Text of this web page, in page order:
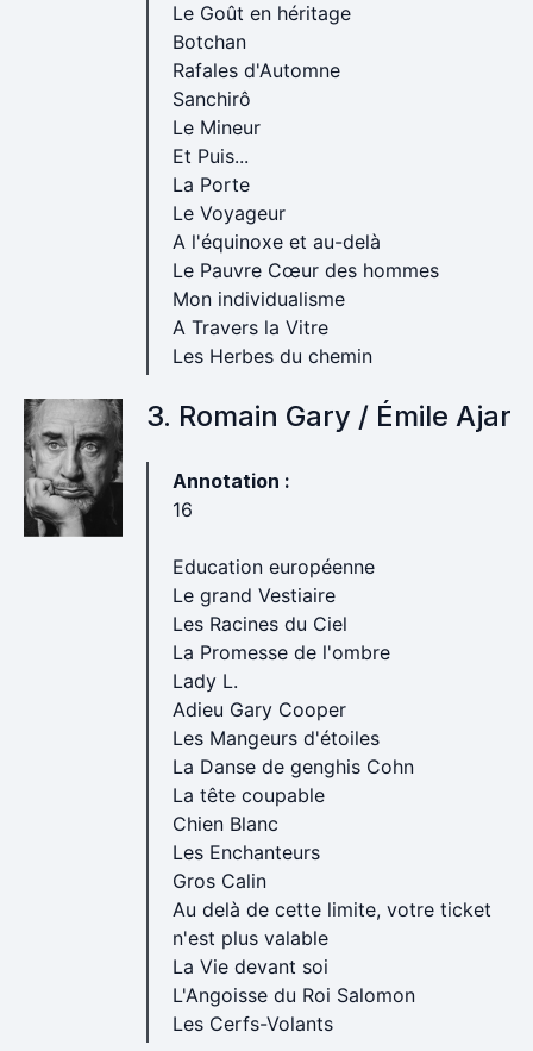
Le Goût en héritage
Botchan
Rafales d'Automne
Sanchirô
Le Mineur
Et Puis...
La Porte
Le Voyageur
A l'équinoxe et au-delà
Le Pauvre Cœur des hommes
Mon individualisme
A Travers la Vitre
Les Herbes du chemin
3. Romain Gary / Émile Ajar
Annotation :
16
Education européenne
Le grand Vestiaire
Les Racines du Ciel
La Promesse de l'ombre
Lady L.
Adieu Gary Cooper
Les Mangeurs d'étoiles
La Danse de genghis Cohn
La tête coupable
Chien Blanc
Les Enchanteurs
Gros Calin
Au delà de cette limite, votre ticket
n'est plus valable
La Vie devant soi
L'Angoisse du Roi Salomon
Les Cerfs-Volants